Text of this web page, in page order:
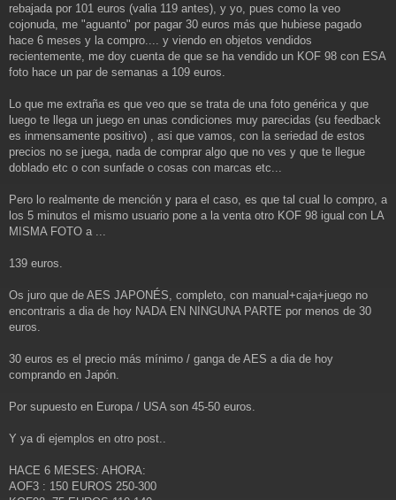
rebajada por 101 euros (valia 119 antes), y yo, pues como la veo
cojonuda, me "aguanto" por pagar 30 euros más que hubiese pagado
hace 6 meses y la compro.... y viendo en objetos vendidos
recientemente, me doy cuenta de que se ha vendido un KOF 98 con ESA
foto hace un par de semanas a 109 euros.
Lo que me extraña es que veo que se trata de una foto genérica y que
luego te llega un juego en unas condiciones muy parecidas (su feedback
es inmensamente positivo) , asi que vamos, con la seriedad de estos
precios no se juega, nada de comprar algo que no ves y que te llegue
doblado etc o con sunfade o cosas con marcas etc...
Pero lo realmente de mención y para el caso, es que tal cual lo compro, a
los 5 minutos el mismo usuario pone a la venta otro KOF 98 igual con LA
MISMA FOTO a ...
139 euros.
Os juro que de AES JAPONÉS, completo, con manual+caja+juego no
encontraris a dia de hoy NADA EN NINGUNA PARTE por menos de 30
euros.
30 euros es el precio más mínimo / ganga de AES a dia de hoy
comprando en Japón.
Por supuesto en Europa / USA son 45-50 euros.
Y ya di ejemplos en otro post..
HACE 6 MESES: AHORA:
AOF3 : 150 EUROS 250-300